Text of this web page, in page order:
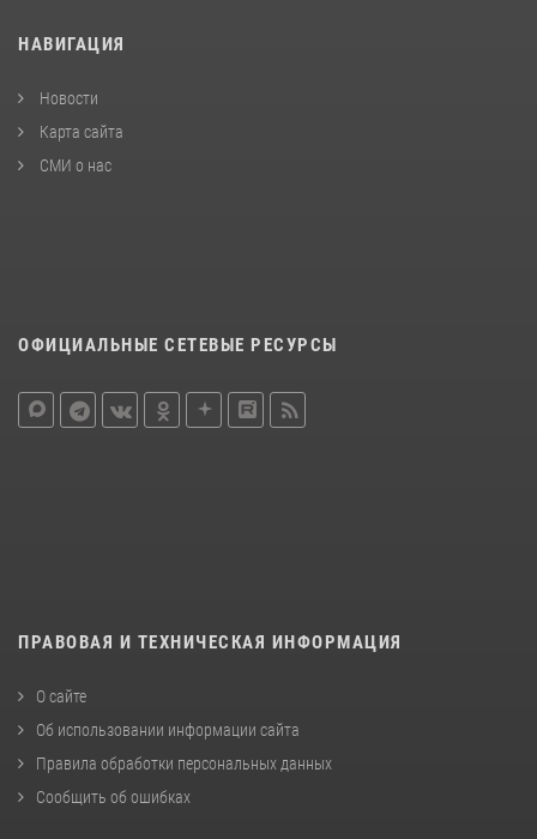
НАВИГАЦИЯ
Новости
Карта сайта
СМИ о нас
ОФИЦИАЛЬНЫЕ СЕТЕВЫЕ РЕСУРСЫ
ПРАВОВАЯ И ТЕХНИЧЕСКАЯ ИНФОРМАЦИЯ
О сайте
Об использовании информации сайта
Правила обработки персональных данных
Сообщить об ошибках